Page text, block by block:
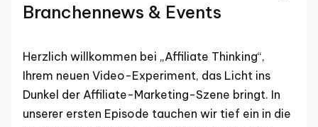
Branchennews & Events
Herzlich willkommen bei „Affiliate Thinking“,
Ihrem neuen Video-Experiment, das Licht ins
Dunkel der Affiliate-Marketing-Szene bringt. In
unserer ersten Episode tauchen wir tief ein in die